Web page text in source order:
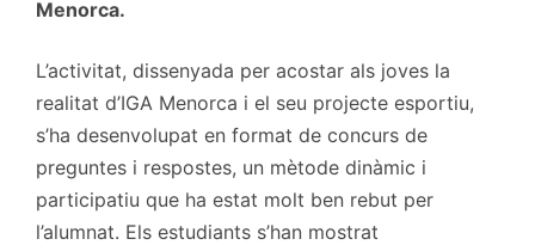
Menorca.
L’activitat, dissenyada per acostar als joves la
realitat d’IGA Menorca i el seu projecte esportiu,
s’ha desenvolupat en format de concurs de
preguntes i respostes, un mètode dinàmic i
participatiu que ha estat molt ben rebut per
l’alumnat. Els estudiants s’han mostrat